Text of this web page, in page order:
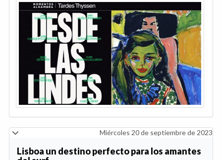
Miércoles 20 de septiembre de 2023
Lisboa un destino perfecto para los amantes